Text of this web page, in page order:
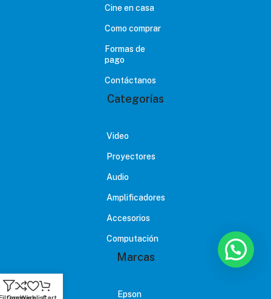
Cine en casa
Como comprar
Formas de
pago
Contáctanos
Categorías
Video
Proyectores
Audio
Amplificadores
Accesorios
Computación
Marcas
Epson